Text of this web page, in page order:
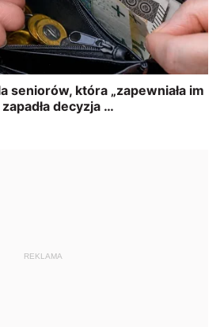
REKLAMA